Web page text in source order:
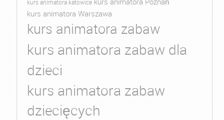
kurs animatora katowice
kurs animatora Warszawa
kurs animatora zabaw
kurs animatora zabaw dla
dzieci
kurs animatora zabaw
dziecięcych